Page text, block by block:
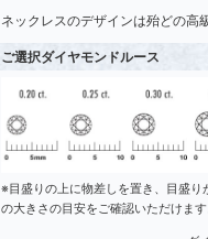
ネックレスのデザインは殆どの高
ご選択ダイヤモンドルース
※目盛りの上に物差しを置き、目盛
の大きさの目安をご確認いただけます